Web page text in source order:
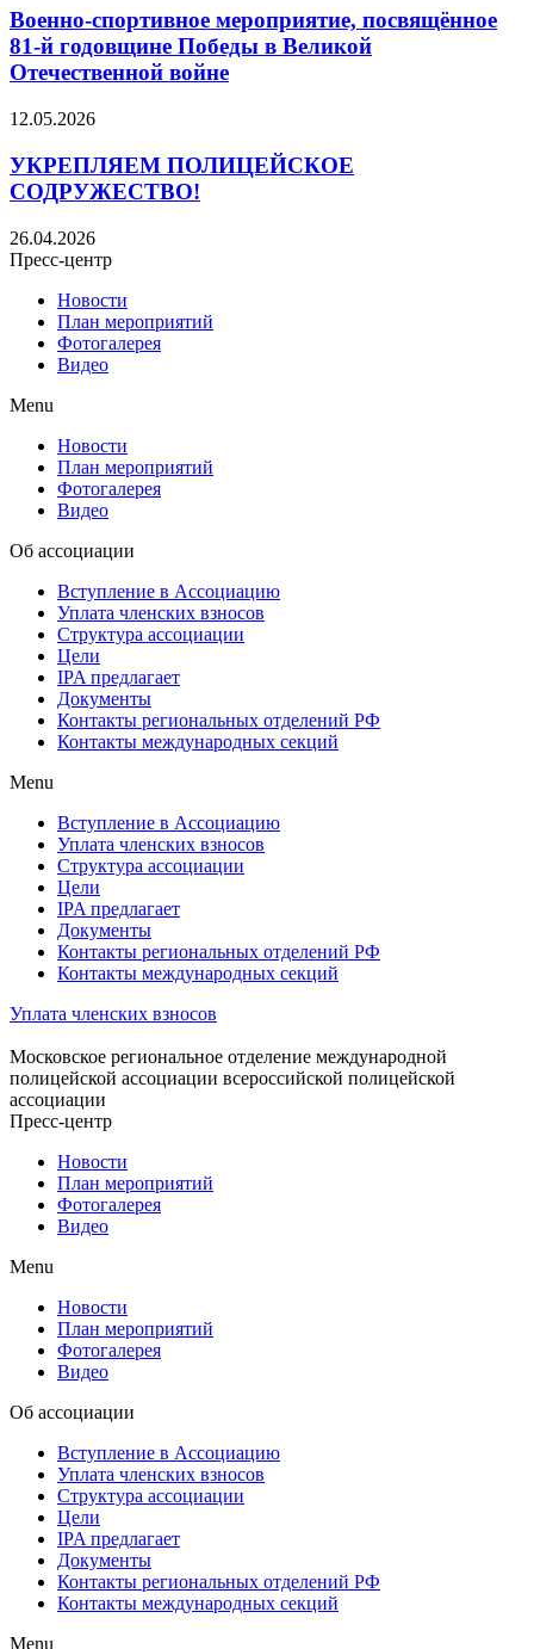
Военно‑спортивное мероприятие, посвящённое
81‑й годовщине Победы в Великой
Отечественной войне
12.05.2026
УКРЕПЛЯЕМ ПОЛИЦЕЙСКОЕ
СОДРУЖЕСТВО!
26.04.2026
Пресс-центр
Новости
План мероприятий
Фотогалерея
Видео
Menu
Новости
План мероприятий
Фотогалерея
Видео
Об ассоциации
Вступление в Ассоциацию
Уплата членских взносов
Структура ассоциации
Цели
IPA предлагает
Документы
Контакты региональных отделений РФ
Контакты международных секций
Menu
Вступление в Ассоциацию
Уплата членских взносов
Структура ассоциации
Цели
IPA предлагает
Документы
Контакты региональных отделений РФ
Контакты международных секций
Уплата членских взносов
Московское региональное отделение международной
полицейской ассоциации всероссийской полицейской
ассоциации
Пресс-центр
Новости
План мероприятий
Фотогалерея
Видео
Menu
Новости
План мероприятий
Фотогалерея
Видео
Об ассоциации
Вступление в Ассоциацию
Уплата членских взносов
Структура ассоциации
Цели
IPA предлагает
Документы
Контакты региональных отделений РФ
Контакты международных секций
Menu